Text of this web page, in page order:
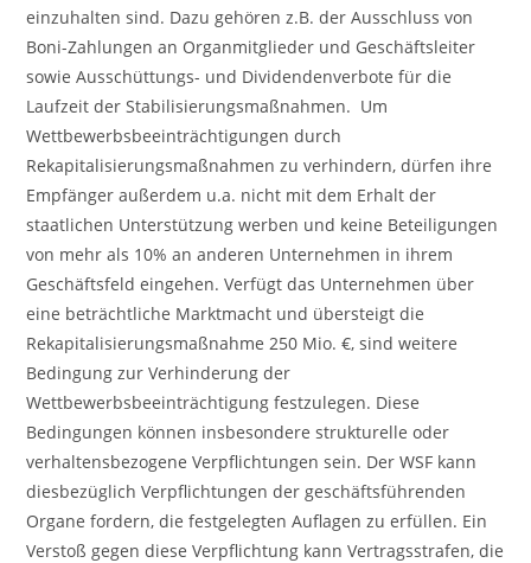
einzuhalten sind. Dazu gehören z.B. der Ausschluss von
Boni-Zahlungen an Organmitglieder und Geschäftsleiter
sowie Ausschüttungs- und Dividendenverbote für die
Laufzeit der Stabilisierungsmaßnahmen. Um
Wettbewerbsbeeinträchtigungen durch
Rekapitalisierungsmaßnahmen zu verhindern, dürfen ihre
Empfänger außerdem u.a. nicht mit dem Erhalt der
staatlichen Unterstützung werben und keine Beteiligungen
von mehr als 10% an anderen Unternehmen in ihrem
Geschäftsfeld eingehen. Verfügt das Unternehmen über
eine beträchtliche Marktmacht und übersteigt die
Rekapitalisierungsmaßnahme 250 Mio. €, sind weitere
Bedingung zur Verhinderung der
Wettbewerbsbeeinträchtigung festzulegen. Diese
Bedingungen können insbesondere strukturelle oder
verhaltensbezogene Verpflichtungen sein. Der WSF kann
diesbezüglich Verpflichtungen der geschäftsführenden
Organe fordern, die festgelegten Auflagen zu erfüllen. Ein
Verstoß gegen diese Verpflichtung kann Vertragsstrafen, die